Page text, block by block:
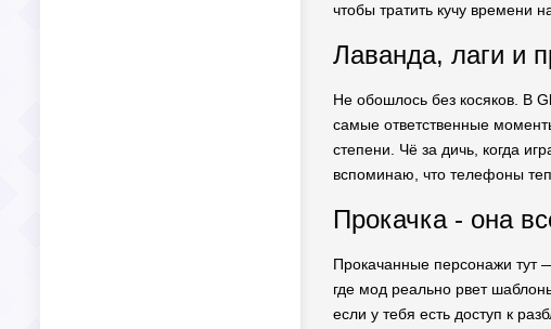
чтобы тратить кучу времени
Лаванда, лаги и
Не обошлось без косяков. В
самые ответственные
степени. Чё за дичь, когда
вспоминаю, что телефоны
Прокачка - она
Прокачанные персонажи тут
где мод реально рвет
если у тебя есть доступ к